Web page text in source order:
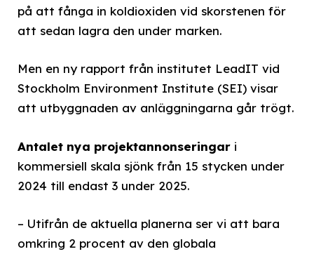
på att fånga in koldioxiden vid skorstenen för
att sedan lagra den under marken.
Men en ny rapport från institutet LeadIT vid
Stockholm Environment Institute (SEI) visar
att utbyggnaden av anläggningarna går trögt.
Antalet nya projektannonseringar i
kommersiell skala sjönk från 15 stycken under
2024 till endast 3 under 2025.
– Utifrån de aktuella planerna ser vi att bara
omkring 2 procent av den globala